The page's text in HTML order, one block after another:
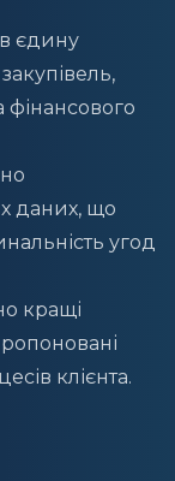
в єдину
фінансового
даних, що
угод
кращі
клієнта.